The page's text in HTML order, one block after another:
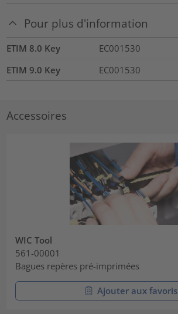
Pour plus d'information
ETIM 8.0 Key
EC001530
ETIM 9.0 Key
EC001530
Accessoires
WIC Tool
561-00001
Bagues repères pré-imprimées
Ajouter aux favoris